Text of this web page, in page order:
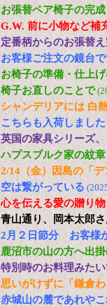
お張替ペア椅子の完成
G.W. 前に小物など補
定番柄からのお張替
お客様ご注文の鏡台で
お椅子の準備・仕上げ
椅子お直しのことで
シャンデリアには 白
こちらも入荷しました
英国の家具シリーズ
ハプスブルク家の紋
2/14（金）因島の「
空は繋がっている
心を伝える愛の贈り
青山通り、岡本太郎
2月２日節分 お客様
鹿沼市の山の方へ出
特別時のお料理みたい
思いがけずに「鎌倉
赤城山の麓であれや